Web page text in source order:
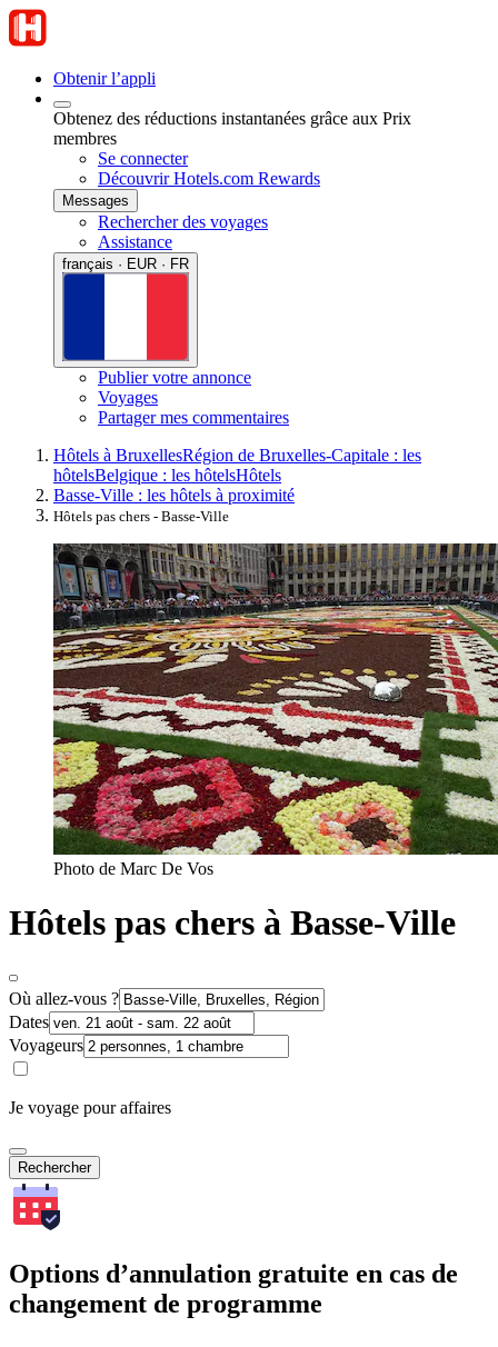
Obtenir l’appli
Obtenez des réductions instantanées grâce aux Prix
membres
Se connecter
Découvrir Hotels.com Rewards
Messages
Rechercher des voyages
Assistance
français · EUR · FR
Publier votre annonce
Voyages
Partager mes commentaires
Hôtels à BruxellesRégion de Bruxelles-Capitale : les
hôtelsBelgique : les hôtelsHôtels
Basse-Ville : les hôtels à proximité
Hôtels pas chers - Basse-Ville
Photo de Marc De Vos
Hôtels pas chers à Basse-Ville
Où allez-vous ?
Dates
Voyageurs
Je voyage pour affaires
Rechercher
Options d’annulation gratuite en cas de
changement de programme